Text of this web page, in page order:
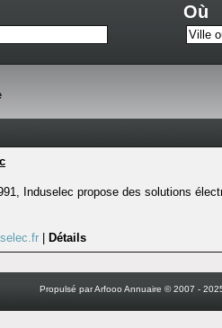
Où
Induselec propose des solutions
Détails
Propulsé par Arfooo Annuaire © 2007 -